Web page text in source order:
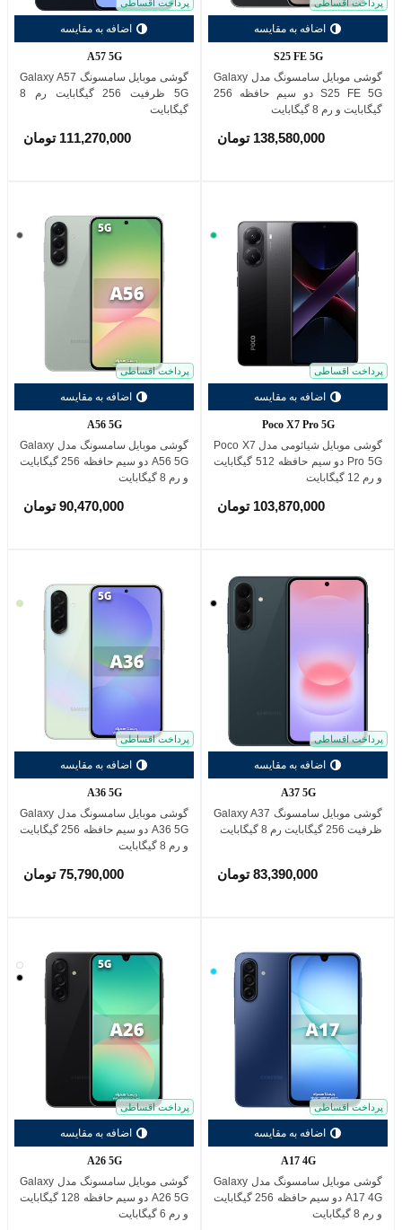
پرداخت اقساطی
اضافه به مقایسه
S25 FE 5G
گوشی موبایل سامسونگ مدل Galaxy
S25 FE 5G دو سیم حافظه 256
گیگابایت و رم 8 گیگابایت
138,580,000 تومان
پرداخت اقساطی
اضافه به مقایسه
A57 5G
گوشی موبايل سامسونگ Galaxy A57
5G ظرفیت 256 گیگابایت رم 8
گیگابایت
111,270,000 تومان
پرداخت اقساطی
اضافه به مقایسه
سبز
Poco X7 Pro 5G
گوشی موبایل شیائومی مدل Poco X7
Pro 5G دو سیم حافظه 512 گیگابایت
و رم 12 گیگابایت
103,870,000 تومان
پرداخت اقساطی
اضافه به مقایسه
تیره
A56 5G
گوشی موبایل سامسونگ مدل Galaxy
A56 5G دو سیم حافظه 256 گیگابایت
و رم 8 گیگابایت
90,470,000 تومان
پرداخت اقساطی
اضافه به مقایسه
مشکی
A37 5G
گوشی موبایل سامسونگ Galaxy A37
ظرفیت 256 گیگابایت رم 8 گیگابایت
83,390,000 تومان
پرداخت اقساطی
اضافه به مقایسه
A36 5G
گوشی موبایل سامسونگ مدل Galaxy
A36 5G دو سیم حافظه 256 گیگابایت
و رم 8 گیگابایت
75,790,000 تومان
پرداخت اقساطی
اضافه به مقایسه
آبی
روشن
A17 4G
گوشی موبایل سامسونگ مدل Galaxy
A17 4G دو سیم حافظه 256 گیگابایت
و رم 8 گیگابایت
پرداخت اقساطی
اضافه به مقایسه
سفید
A26 5G
گوشی موبایل سامسونگ مدل Galaxy
A26 5G دو سیم حافظه 128 گیگابایت
و رم 6 گیگابایت